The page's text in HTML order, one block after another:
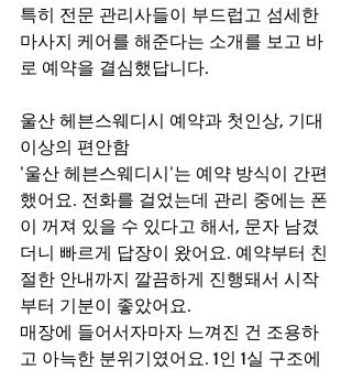
특히 전문 관리사들이 부드럽고 섬세한
마사지 케어를 해준다는 소개를 보고 바
로 예약을 결심했답니다.
울산 헤븐스웨디시 예약과 첫인상, 기대
이상의 편안함
'울산 헤븐스웨디시'는 예약 방식이 간편
했어요. 전화를 걸었는데 관리 중에는 폰
이 꺼져 있을 수 있다고 해서, 문자 남겼
더니 빠르게 답장이 왔어요. 예약부터 친
절한 안내까지 깔끔하게 진행돼서 시작
부터 기분이 좋았어요.
매장에 들어서자마자 느껴진 건 조용하
고 아늑한 분위기였어요. 1인 1실 구조에